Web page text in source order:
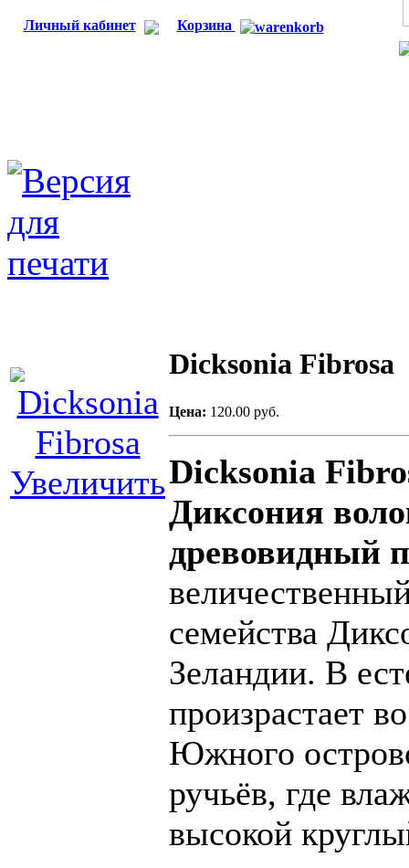
Личный кабинет Корзина
Увеличить
Dicksonia Fibrosa
Цена: 120.00 руб.
Dicksonia
Диксония
древовидный
семейства
Зеландии. В
произрастает
Южного
ручьёв, где
высокой